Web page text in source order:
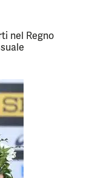
nel Regno